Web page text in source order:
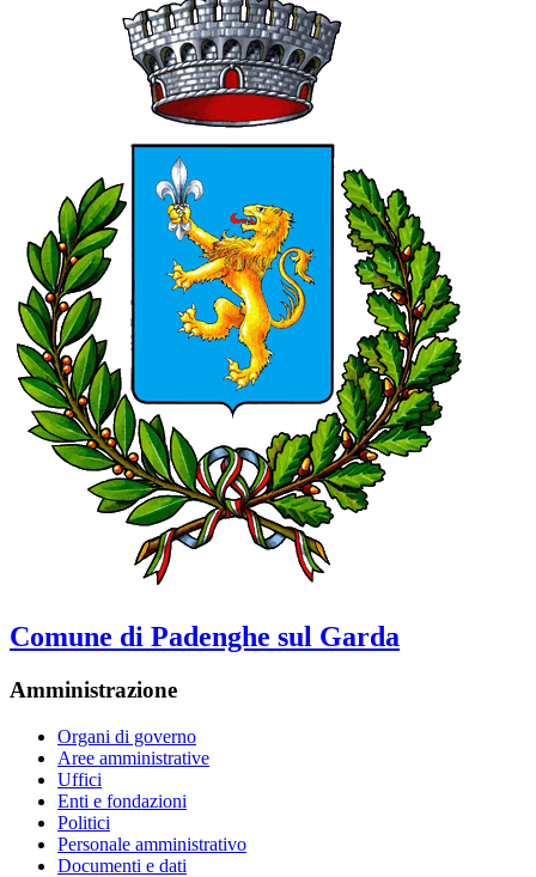
Comune di Padenghe sul Garda
Amministrazione
Organi di governo
Aree amministrative
Uffici
Enti e fondazioni
Politici
Personale amministrativo
Documenti e dati